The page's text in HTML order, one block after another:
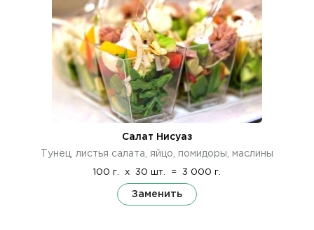
Салат Нисуаз
Тунец, листья салата, яйцо, помидоры, маслины
100 г. x 30 шт. = 3 000 г.
Заменить